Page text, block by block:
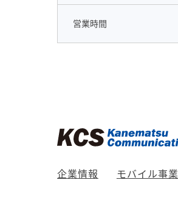
営業時間
企業情報 モバイル事業